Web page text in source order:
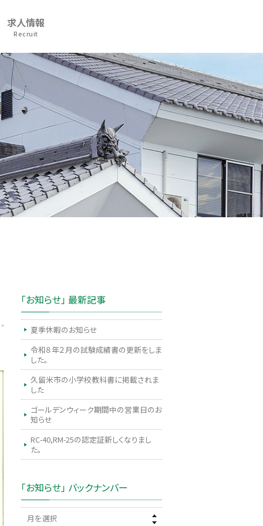
求人情報
Recruit
「お知らせ」 最新記事
夏季休暇のお知らせ
令和８年２月の試験成績書の更新をしま
した。
久留米市の小学校教科書に掲載されま
した
ゴールデンウィーク期間中の営業日のお
知らせ
RC-40,RM-25の認定証新しくなりまし
た。
「お知らせ」 バックナンバー